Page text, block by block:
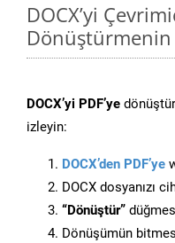
DOCX’yi
Dönüştürmenin
DOCX’yi PDF’ye
izleyin:
DOCX’den PDF’ye
DOCX dosyanızı
“Dönüştür”
Dönüşümün